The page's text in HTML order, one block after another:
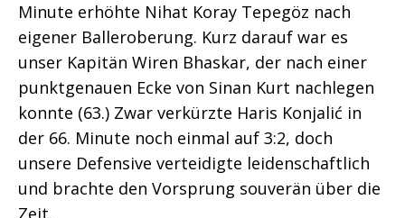
Minute erhöhte Nihat Koray Tepegöz nach
eigener Balleroberung. Kurz darauf war es
unser Kapitän Wiren Bhaskar, der nach einer
punktgenauen Ecke von Sinan Kurt nachlegen
konnte (63.) Zwar verkürzte Haris Konjalić in
der 66. Minute noch einmal auf 3:2, doch
unsere Defensive verteidigte leidenschaftlich
und brachte den Vorsprung souverän über die
Zeit.